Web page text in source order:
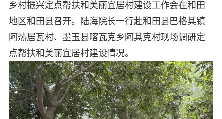
乡村振兴定点帮扶和美丽宜居村建设工作会在和田
地区和田县召开。陆海院长一行赴和田县巴格其镇
阿热居瓦村、墨玉县喀瓦克乡阿其克村现场调研定
点帮扶和美丽宜居村建设情况。